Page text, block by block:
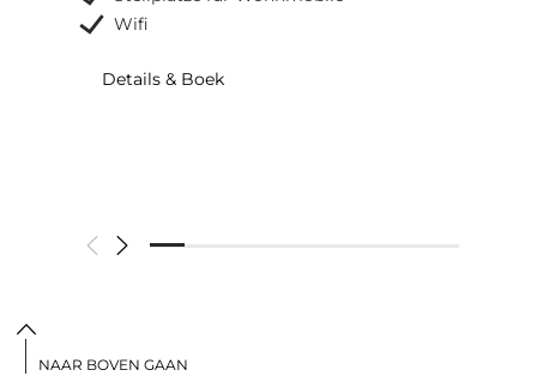
Wifi
Details & Boek
NAAR BOVEN GAAN